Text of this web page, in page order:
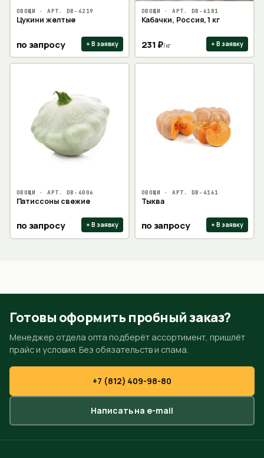
ОВОЩИ · АРТ. DB-4219
Цукини желтые
по запросу + В заявку
ОВОЩИ · АРТ. DB-6181
Кабачки, Россия, 1 кг
231₽/кг + В заявку
ОВОЩИ · АРТ. DB-4006
Патиссоны свежие
по запросу + В заявку
ОВОЩИ · АРТ. DB-4161
Тыква
по запросу + В заявку
Готовы оформить пробный заказ?
Менеджер отдела опта подберёт ассортимент, пришлёт
прайс и условия. Без обязательств и спама.
+7 (812) 409-98-80
Написать на e-mail